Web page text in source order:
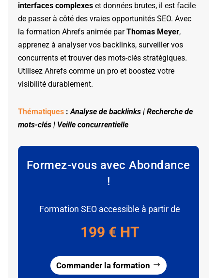
interfaces complexeset données brutes, il est facile
de passer à côté des vraies opportunités SEO. Avec
la formation Ahrefs animée parThomas Meyer,
apprenez à analyser vos backlinks, surveiller vos
concurrents et trouver des mots-clés stratégiques.
Utilisez Ahrefs comme un pro et boostez votre
visibilité durablement.
Thématiques : Analyse de backlinks | Recherche de
mots-clés | Veille concurrentielle
Formez-vous avec Abondance
!
Formation SEO accessible à partir de
199 € HT
Commander la formation